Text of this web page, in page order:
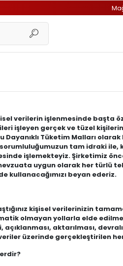
verilerin işlenmesinde başta
işleyen gerçek ve tüzel
Dayanıklı Tüketim Malları olarak
tam idraki ile,
işlemekteyiz. Şirketimiz
uygun olarak her türlü
kullanacağımızı beyan ederiz.
kişisel verilerinizin
olmayan yollarla elde
aktarılması,
veriler üzerinde gerçekleştirilen